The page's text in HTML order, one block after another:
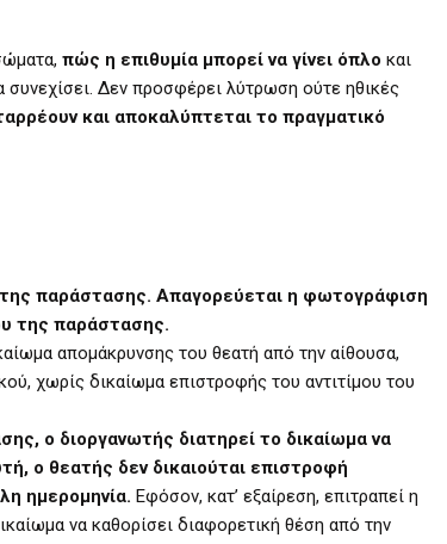
πώς η επιθυμία μπορεί να γίνει όπλο και
συνεχίσει. Δεν προσφέρει λύτρωση ούτε ηθικές
και αποκαλύπτεται το πραγματικό
παράστασης. Απαγορεύεται η φωτογράφιση
της παράστασης.
απομάκρυνσης του θεατή από την αίθουσα,
χωρίς δικαίωμα επιστροφής του αντιτίμου του
ο διοργανωτής διατηρεί το δικαίωμα να
ο θεατής δεν δικαιούται επιστροφή
ημερομηνία. Εφόσον, κατ’ εξαίρεση, επιτραπεί η
να καθορίσει διαφορετική θέση από την